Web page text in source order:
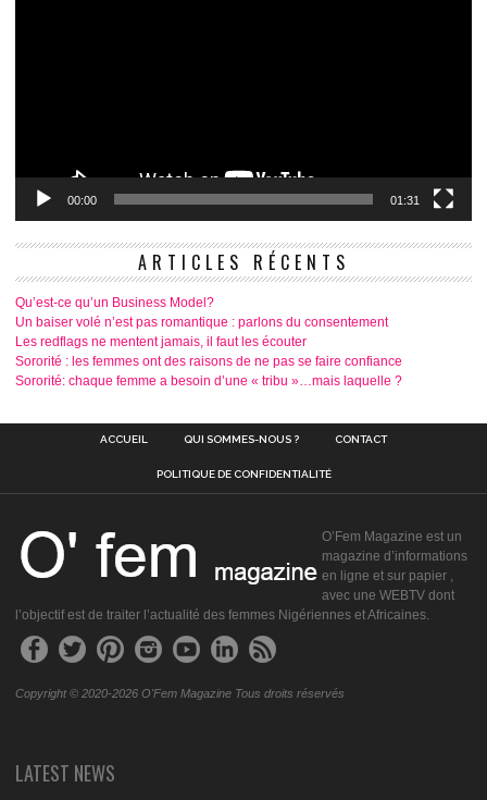
00:00 01:31
ARTICLES RÉCENTS
Qu’est-ce qu’un Business Model?
Un baiser volé n’est pas romantique : parlons du consentement
Les redflags ne mentent jamais, il faut les écouter
Sororité : les femmes ont des raisons de ne pas se faire confiance
Sororité: chaque femme a besoin d’une « tribu »…mais laquelle ?
ACCUEIL QUI SOMMES-NOUS ? CONTACT
POLITIQUE DE CONFIDENTIALITÉ
O’Fem Magazine est un
magazine d’informations
en ligne et sur papier ,
avec une WEBTV dont
l’objectif est de traiter l’actualité des femmes Nigériennes et Africaines.
Copyright © 2020-2026 O'Fem Magazine Tous droits réservés
LATEST NEWS